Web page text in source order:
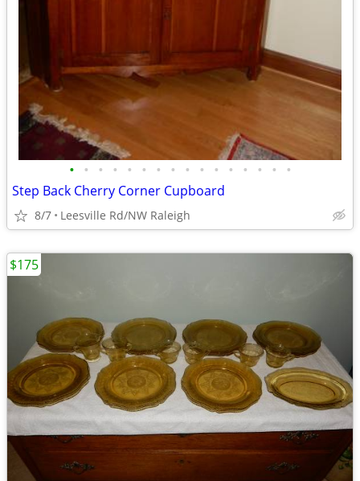
• • • • • • • • • • • • • • • •
Step Back Cherry Corner Cupboard
8/7 Leesville Rd/NW Raleigh
$175